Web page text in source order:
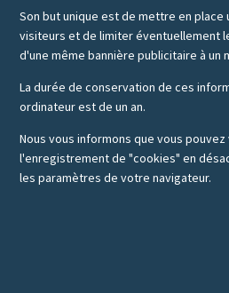
Son but unique est de mettre en place
visiteurs et de limiter éventuellement
d'une même bannière publicitaire à un
La durée de conservation de ces
ordinateur est de un an.
Nous vous informons que vous
l'enregistrement de "cookies" en
les paramètres de votre navigateur.